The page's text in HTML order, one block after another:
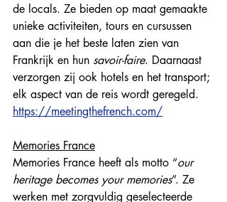
de locals. Ze bieden op maat gemaakte
unieke activiteiten, tours en cursussen
aan die je het beste laten zien van
Frankrijk en hun savoir-faire. Daarnaast
verzorgen zij ook hotels en het transport;
elk aspect van de reis wordt geregeld.
https://meetingthefrench.com/
Memories France
Memories France heeft als motto “our
heritage becomes your memories”. Ze
werken met zorgvuldig geselecteerde